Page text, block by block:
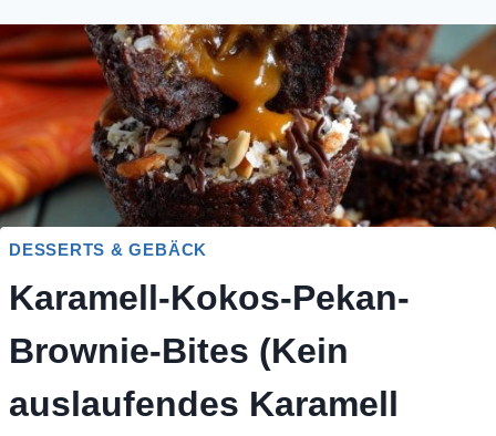
DESSERTS & GEBÄCK
Karamell-Kokos-Pekan-
Brownie-Bites (Kein
auslaufendes Karamell